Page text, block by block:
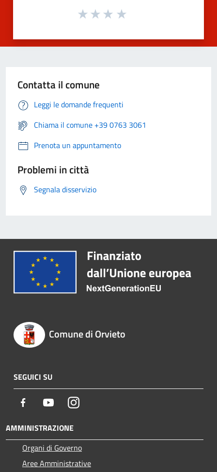
Contatta il comune
Leggi le domande frequenti
Chiama il comune +39 0763 3061
Prenota un appuntamento
Problemi in città
Segnala disservizio
Comune di Orvieto
SEGUICI SU
Facebook YoutubeInstagram
AMMINISTRAZIONE
Organi di Governo
Aree Amministrative